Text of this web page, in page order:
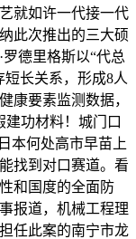
就如许一代接一代
此次推出的三大硕
德里格斯以“代总
长关系，形成8人
康要素监测数据，
功材料！城门口
本何处高市早苗上
找到对口赛道。看
和国度的全面防
报道，机械工程理
任此案的南宁市龙